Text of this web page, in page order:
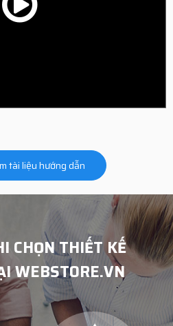
tài liệu hướng dẫn
CHỌN THIẾT KẾ
WEBSTORE.VN